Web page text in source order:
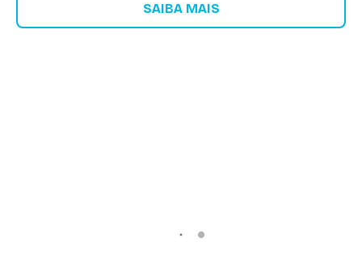
SAIBA MAIS